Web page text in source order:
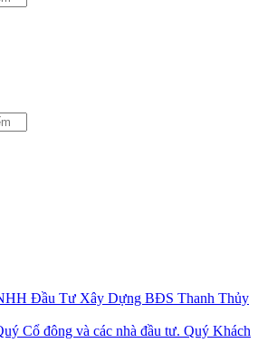
Cổ đông và các nhà đầu tư. Quý Khách